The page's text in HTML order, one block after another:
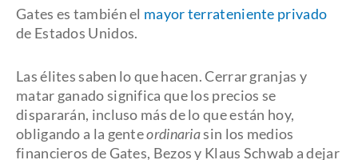
Gates es también el mayor terrateniente privado
de Estados Unidos.
Las élites saben lo que hacen. Cerrar granjas y
matar ganado significa que los precios se
dispararán, incluso más de lo que están hoy,
obligando a la genteordinariasin los medios
financieros de Gates, Bezos y Klaus Schwab a dejar